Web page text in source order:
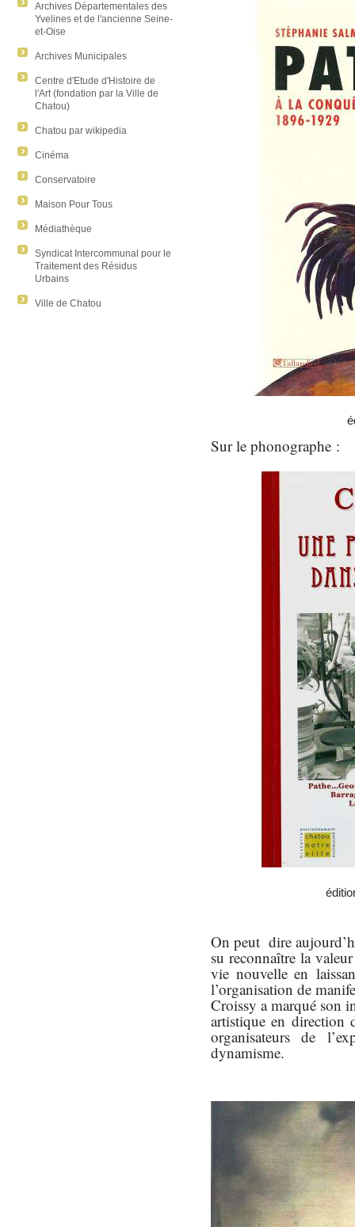
Archives Départementales des
Yvelines et de l'ancienne Seine-
et-Oise
Archives Municipales
Centre d'Etude d'Histoire de
l'Art (fondation par la Ville de
Chatou)
Chatou par wikipedia
Cinéma
Conservatoire
Maison Pour Tous
Médiathèque
Syndicat Intercommunal pour le
Traitement des Résidus
Urbains
Ville de Chatou
Sur le phonographe :
On peut dire
su reconnaître la
vie nouvelle en
l’organisation de
Croissy a marqué son
artistique en direction
organisateurs de
dynamisme.